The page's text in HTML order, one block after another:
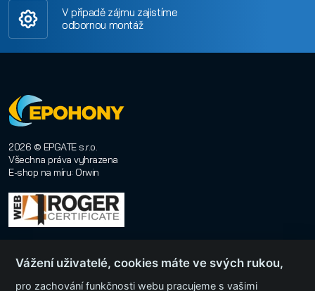
V případě zájmu zajistíme
odbornou montáž
2026 © EPGATE s.r.o.
Všechna práva vyhrazena
E-shop na míru: Orwin
Vážení uživatelé, cookies máte ve svých rukou,
pro zachování funkčnosti webu pracujeme s vašimi